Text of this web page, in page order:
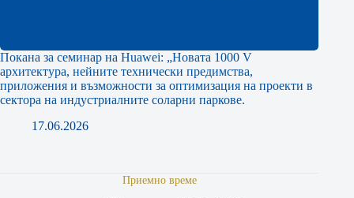
Покана за семинар на Huawei: „Новата 1000 V
архитектура, нейните технически предимства,
приложения и възможности за оптимизация на проекти в
сектора на индустриалните соларни паркове.
17.06.2026
Приемно време